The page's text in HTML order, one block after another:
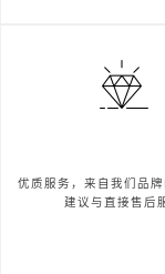
优质服务，来自我们品
建议与直接售后